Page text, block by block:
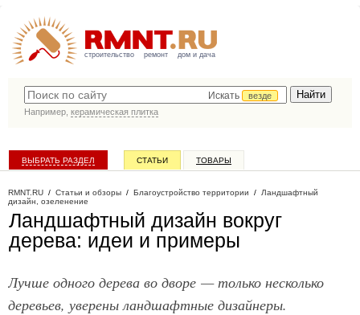
строительство ремонт дом и дача
Искать
везде
Например, керамическая плитка
ВЫБРАТЬ РАЗДЕЛ СТАТЬИ ТОВАРЫ
RMNT.RU / Статьи и обзоры / Благоустройство территории / Ландшафтный
дизайн, озеленение
Ландшафтный дизайн вокруг
дерева: идеи и примеры
Лучше одного дерева во дворе — только несколько
деревьев, уверены ландшафтные дизайнеры.